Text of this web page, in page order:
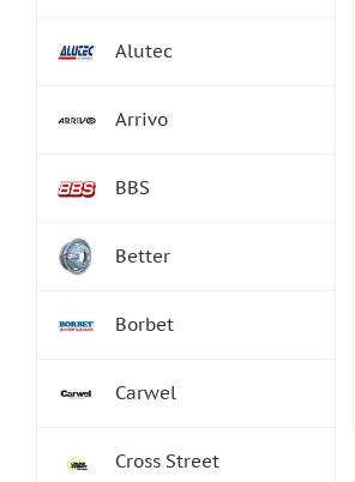
Alutec
Arrivo
BBS
Better
Borbet
Carwel
Cross Street